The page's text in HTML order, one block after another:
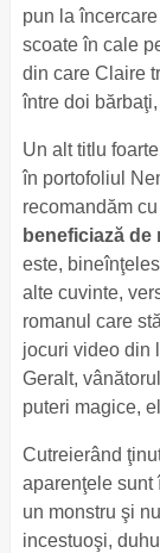
pun la
scoate în cale
din care Claire
între doi
Un alt titlu
în portofoliul
recomandăm
beneficiază de
este,
alte cuvinte,
romanul care
jocuri video din
Geralt,
puteri magice,
Cutreierând
aparenţele sunt
un monstru şi
incestuoşi,